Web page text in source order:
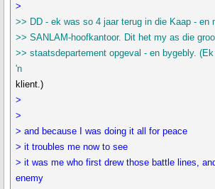
>
>> DD - ek was so 4 jaar terug in die Kaap - en
>> SANLAM-hoofkantoor. Dit het my as die
>> staatsdepartement opgeval - en bygebly.
'n
klient.)
>
>
> and because I was doing it all for peace
> it troubles me now to see
> it was me who first drew those battle lines,
enemy